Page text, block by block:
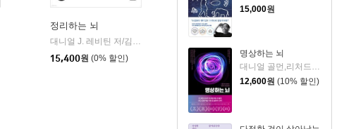
15,000원
명상하는 뇌
12,600원 (10% 할인)
을유문화사
정리하는 뇌
대니얼 J. 레비틴 저/김성훈 역
15,400원 (0% 할인)